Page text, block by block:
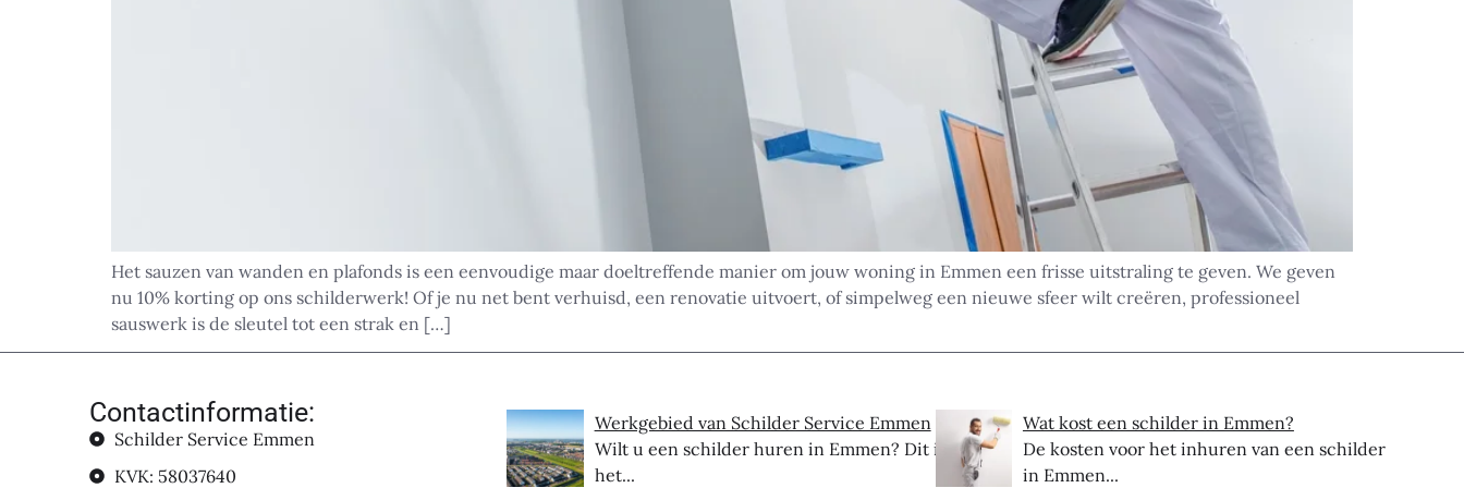
Het sauzen van wanden en plafonds is een eenvoudige maar doeltreffende manier om jouw woning in Emmen een frisse uitstraling te geven. We geven
nu 10% korting op ons schilderwerk! Of je nu net bent verhuisd, een renovatie uitvoert, of simpelweg een nieuwe sfeer wilt creëren, professioneel
sauswerk is de sleutel tot een strak en […]
Contactinformatie:
Schilder Service Emmen
KVK: 58037640
Werkgebied van Schilder Service Emmen
Wilt u een schilder huren in Emmen? Dit is
het...
Wat kost een schilder in Emmen?
De kosten voor het inhuren van een schilder
in Emmen...